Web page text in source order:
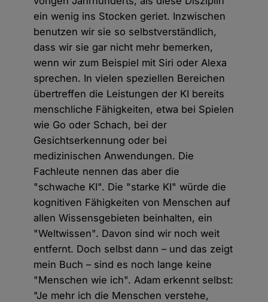
ein wenig ins Stocken geriet. Inzwischen
benutzen wir sie so selbstverständlich,
dass wir sie gar nicht mehr bemerken,
wenn wir zum Beispiel mit Siri oder Alexa
sprechen. In vielen speziellen Bereichen
übertreffen die Leistungen der KI bereits
menschliche Fähigkeiten, etwa bei Spielen
wie Go oder Schach, bei der
Gesichtserkennung oder bei
medizinischen Anwendungen. Die
Fachleute nennen das aber die
"schwache KI". Die "starke KI" würde die
kognitiven Fähigkeiten von Menschen auf
allen Wissensgebieten beinhalten, ein
"Weltwissen". Davon sind wir noch weit
entfernt. Doch selbst dann – und das zeigt
mein Buch – sind es noch lange keine
"Menschen wie ich". Adam erkennt selbst:
"Je mehr ich die Menschen verstehe,